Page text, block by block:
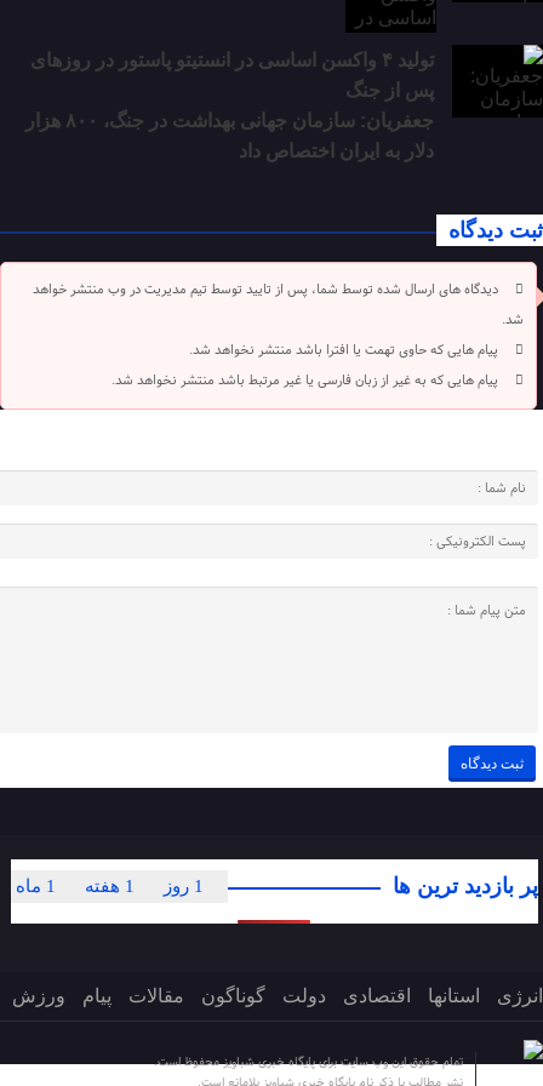
تولید ۴ واکسن اساسی در انستیتو پاستور در روزهای
پس از جنگ
جعفریان: سازمان جهانی بهداشت در جنگ، ۸۰۰ هزار
دلار به ایران اختصاص داد
ثبت دیدگاه
دیدگاه های ارسال شده توسط شما، پس از تایید توسط تیم مدیریت در وب منتشر خواهد
شد.
پیام هایی که حاوی تهمت یا افترا باشد منتشر نخواهد شد.
پیام هایی که به غیر از زبان فارسی یا غیر مرتبط باشد منتشر نخواهد شد.
پر بازدید ترین ها 1 ماه 1 هفته 1 روز
انرژی استانها اقتصادی دولت گوناگون مقالات پیام ورزش
تمام حقوق این وب سایت برای پایگاه خبری شباویز محفوظ است.